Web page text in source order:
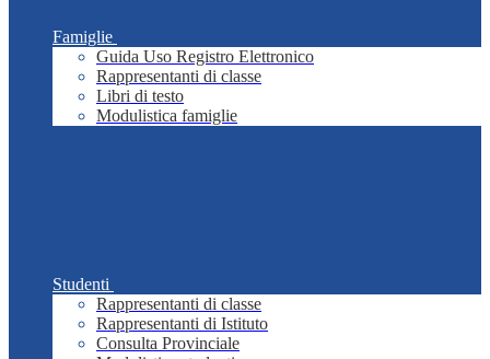
Famiglie
Guida Uso Registro Elettronico
Rappresentanti di classe
Libri di testo
Modulistica famiglie
Studenti
Rappresentanti di classe
Rappresentanti di Istituto
Consulta Provinciale